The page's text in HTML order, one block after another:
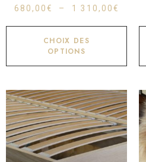
680,00€ – 1 310,00€
CHOIX DES
OPTIONS